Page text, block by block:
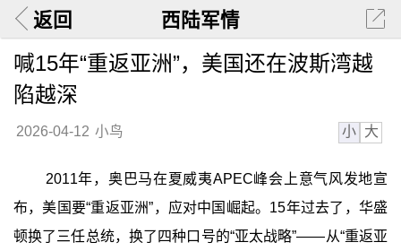
返回 西陆军情
喊15年“重返亚洲”，美国还在波斯湾越
陷越深
2026-04-12 小鸟 小 大
2011年，奥巴马在夏威夷APEC峰会上意气风发地宣
布，美国要“重返亚洲”，应对中国崛起。15年过去了，华盛
顿换了三任总统，换了四种口号的“亚太战略”——从“重返亚